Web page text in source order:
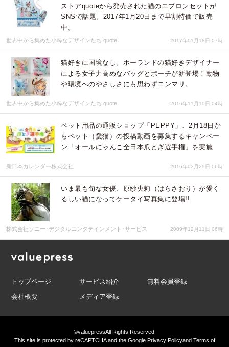
ストアquoteから発売された猫のエプロンセットが
SNSで話題。2017年1月20日まで早割特価で販売
中。
世界中から集めた小粋なデザインたち quote 2017年01月18日 07時
猫好きに国境なし。ポーランドの猫好きデザイナー
による女子力高めなバッグとポーチが新登場！動物
や環境へのやさしさにも思わずニンマリ。
世界中から集めた小粋なデザインたち quote 2016年11月10日 04時
ペット用品の通販ショップ「PEPPY」、2月18日か
らペット（愛猫）の投稿動画を募集するキャンペー
ン「オールにゃんこ全日本爪とぎ選手権」を実施
新日本カレンダー株式会社 2016年02月29日 06時
いま最も旬な女優、原紗央莉（はらさおり）が愛く
るしい猫になってケータイ写真集に登場!!
株式会社ソニー･デジタルエンタテインメント･サービス 2009年12月11日 06時
トップページ サービス紹介
無料会員登録
会社概要
メディア登録
©valuepressAll Rights Reserved.
This site is protected by reCAPTCHA and the GooglePrivacy PolicyandTerms of